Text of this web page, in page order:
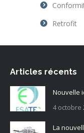
Retrofit
Articles récents
Nouvelle
4 octobre
La